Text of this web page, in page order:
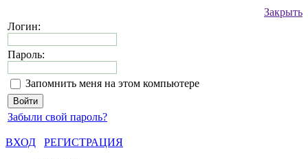
Закрыть
Логин:
Пароль:
Запомнить меня на этом компьютере
Забыли свой пароль?
ВХОД
РЕГИСТРАЦИЯ